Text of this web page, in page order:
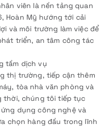
viên là nền tảng quan
Hoàn Mỹ hướng tới cải
và môi trường làm việc để
triển, an tâm công tác
tầm dịch vụ
thị trường, tiếp cận thêm
tòa nhà văn phòng và
thời, chúng tôi tiếp tục
dụng công nghệ và
chọn hàng đầu trong lĩnh